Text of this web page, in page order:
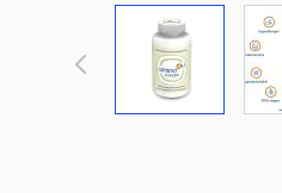
View larger